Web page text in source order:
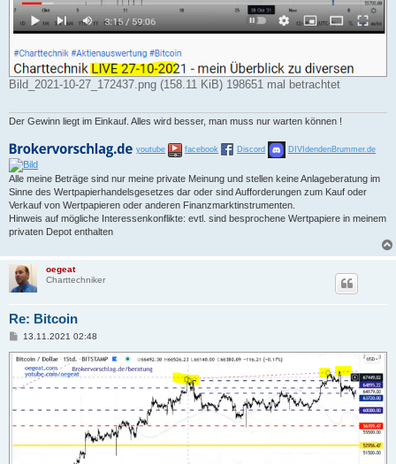
Bild_2021-10-27_172437.png (158.11 KiB) 198651 mal betrachtet
Der Gewinn liegt im Einkauf. Alles wird besser, man muss nur warten können !
youtube facebook Discord DIVIdendenBrummer.de
Alle meine Beträge sind nur meine private Meinung und stellen keine Anlageberatung im
Sinne des Wertpapierhandelsgesetzes dar oder sind Aufforderungen zum Kauf oder
Verkauf von Wertpapieren oder anderen Finanzmarktinstrumenten.
Hinweis auf mögliche Interessenkonflikte: evtl. sind besprochene Wertpapiere in meinem
privaten Depot enthalten
oegeat
Charttechniker
Re: Bitcoin
B
i
a
13.11.2021 02:48